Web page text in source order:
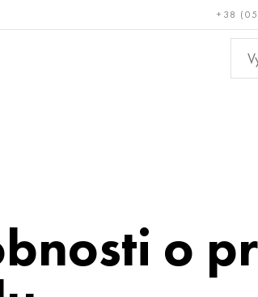
+38
Bronz, měď,
o